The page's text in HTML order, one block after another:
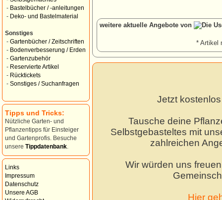
- Bastelbücher / -anleitungen
- Deko- und Bastelmaterial
Sonstiges
- Gartenbücher / Zeitschriften
- Bodenverbesserung / Erden
- Gartenzubehör
- Reservierte Artikel
- Rücktickets
- Sonstiges / Suchanfragen
Tipps und Tricks:
Nützliche Garten- und
Pflanzentipps für Einsteiger
und Gartenprofis. Besuche
unsere Tippdatenbank
Links
Impressum
Datenschutz
Unsere AGB
weitere aktuelle Angebote von
* Artikel
Jetzt
Tausche deine
Selbstgebasteltes mit
zahlreichen
Wir würden uns
Hier